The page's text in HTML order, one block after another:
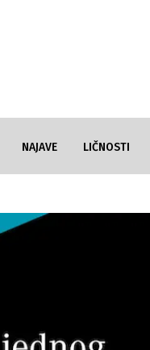
NAJAVE LIČNOSTI